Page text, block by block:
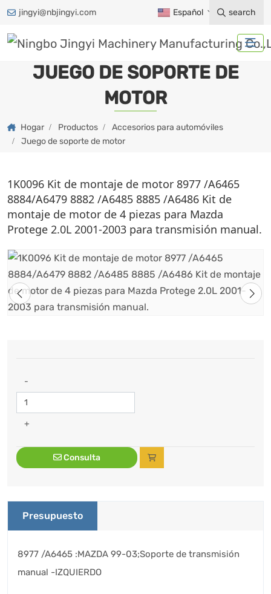
jingyi@nbjingyi.com Español search
JUEGO DE SOPORTE DE
MOTOR
Hogar Productos
Accesorios para automóviles
Juego de soporte de motor
1K0096 Kit de montaje de motor 8977 /A6465
8884/A6479 8882 /A6485 8885 /A6486 Kit de
montaje de motor de 4 piezas para Mazda
Protege 2.0L 2001-2003 para transmisión manual.
-
+
Consulta
Presupuesto
8977 /A6465 :MAZDA 99-03;Soporte de transmisión
manual -IZQUIERDO